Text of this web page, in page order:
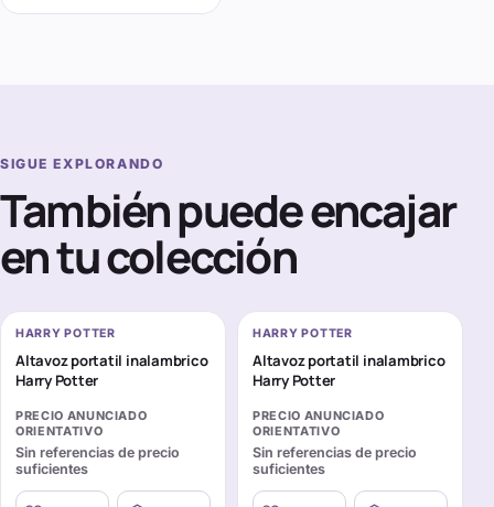
SIGUE EXPLORANDO
También puede encajar
en tu colección
HARRY POTTER
Altavoz portatil inalambrico
Harry Potter
PRECIO ANUNCIADO
ORIENTATIVO
Sin referencias de precio
suficientes
HARRY POTTER
Altavoz portatil inalambrico
Harry Potter
PRECIO ANUNCIADO
ORIENTATIVO
Sin referencias de precio
suficientes